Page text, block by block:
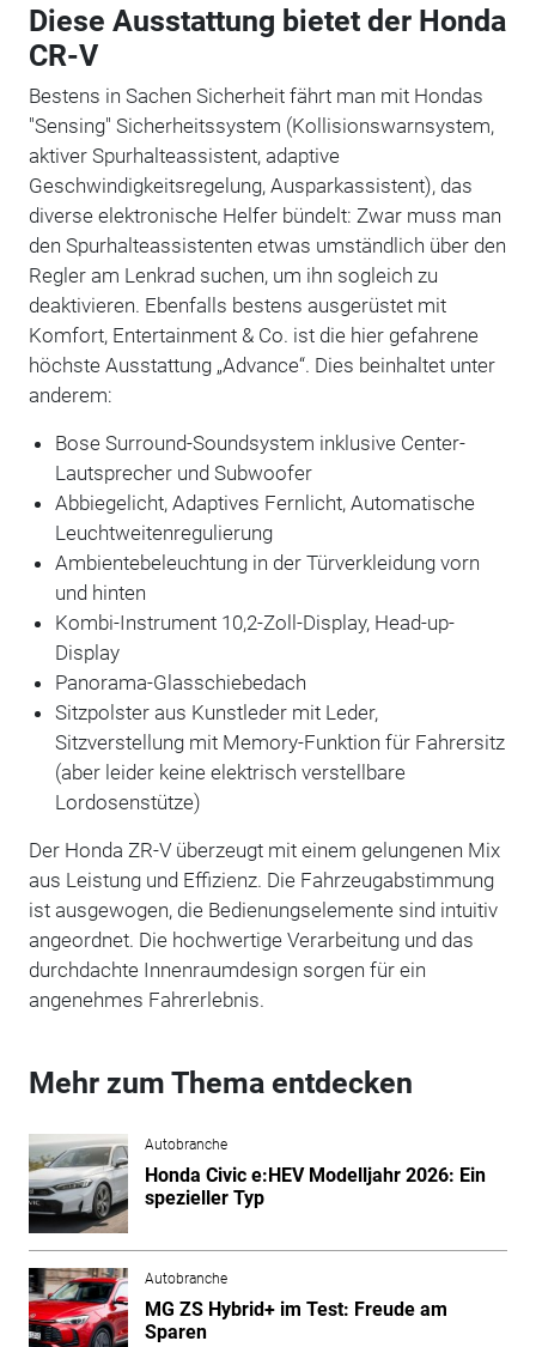
Diese Ausstattung bietet der Honda
CR-V
Bestens in Sachen Sicherheit fährt man mit Hondas
"Sensing" Sicherheitssystem (Kollisionswarnsystem,
aktiver Spurhalteassistent, adaptive
Geschwindigkeitsregelung, Ausparkassistent), das
diverse elektronische Helfer bündelt: Zwar muss man
den Spurhalteassistenten etwas umständlich über den
Regler am Lenkrad suchen, um ihn sogleich zu
deaktivieren. Ebenfalls bestens ausgerüstet mit
Komfort, Entertainment & Co. ist die hier gefahrene
höchste Ausstattung „Advance“. Dies beinhaltet unter
anderem:
Bose Surround-Soundsystem inklusive Center-
Lautsprecher und Subwoofer
Abbiegelicht, Adaptives Fernlicht, Automatische
Leuchtweitenregulierung
Ambientebeleuchtung in der Türverkleidung vorn
und hinten
Kombi-Instrument 10,2-Zoll-Display, Head-up-
Display
Panorama-Glasschiebedach
Sitzpolster aus Kunstleder mit Leder,
Sitzverstellung mit Memory-Funktion für Fahrersitz
(aber leider keine elektrisch verstellbare
Lordosenstütze)
Der Honda ZR-V überzeugt mit einem gelungenen Mix
aus Leistung und Effizienz. Die Fahrzeugabstimmung
ist ausgewogen, die Bedienungselemente sind intuitiv
angeordnet. Die hochwertige Verarbeitung und das
durchdachte Innenraumdesign sorgen für ein
angenehmes Fahrerlebnis.
Mehr zum Thema entdecken
Autobranche
Honda Civic e:HEV Modelljahr 2026: Ein
spezieller Typ
Autobranche
MG ZS Hybrid+ im Test: Freude am
Sparen